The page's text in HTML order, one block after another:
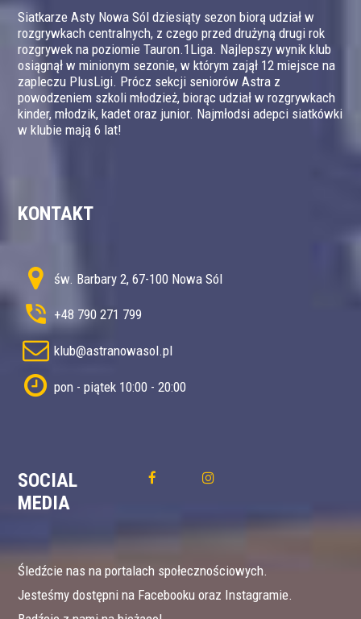
Siatkarze Asty Nowa Sól dziesiąty sezon biorą udział w
rozgrywkach centralnych, z czego przed drużyną drugi rok
rozgrywek na poziomie Tauron.1Liga. Najlepszy wynik klub
osiągnął w minionym sezonie, w którym zajął 12 miejsce na
zapleczu PlusLigi. Prócz sekcji seniorów Astra z
powodzeniem szkoli młodzież, biorąc udział w rozgrywkach
kinder, młodzik, kadet oraz junior. Najmłodsi adepci siatkówki
w klubie mają 6 lat!
KONTAKT
św. Barbary 2, 67-100 Nowa Sól
+48 790 271 799
klub@astranowasol.pl
pon - piątek 10:00 - 20:00
SOCIAL
MEDIA
Śledźcie nas na portalach społecznościowych.
Jesteśmy dostępni na Facebooku oraz Instagramie.